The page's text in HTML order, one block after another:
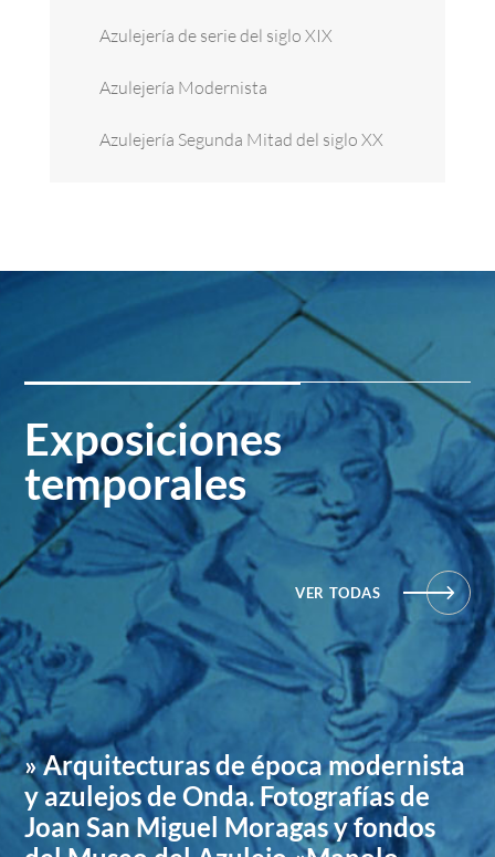
Azulejería de serie del siglo XIX
Azulejería Modernista
Azulejería Segunda Mitad del siglo XX
Exposiciones
temporales
VER TODAS
» Arquitecturas de época modernista
y azulejos de Onda. Fotografías de
Joan San Miguel Moragas y fondos